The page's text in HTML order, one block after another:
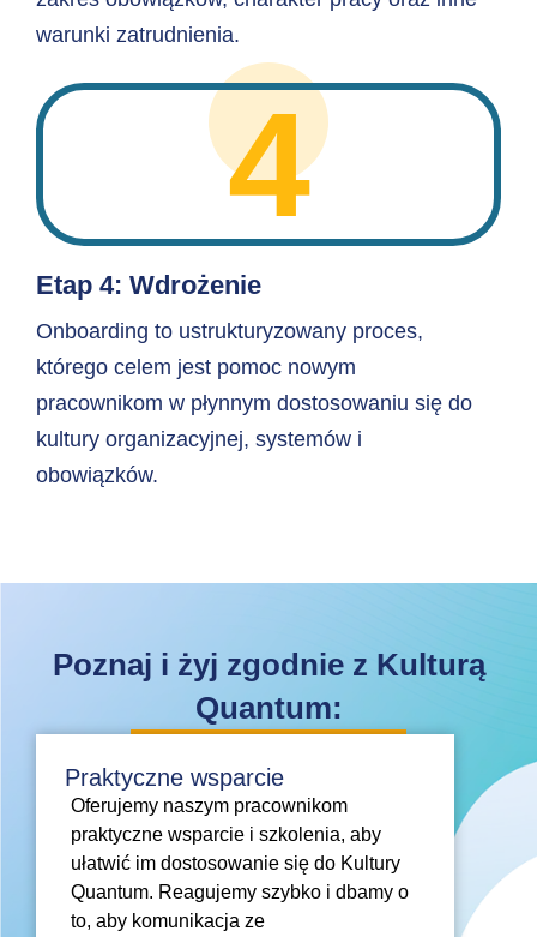
warunki zatrudnienia.
Etap 4: Wdrożenie
Onboarding to ustrukturyzowany proces,
którego celem jest pomoc nowym
pracownikom w płynnym dostosowaniu się do
kultury organizacyjnej, systemów i
obowiązków.
4
Poznaj i żyj zgodnie z Kulturą
Quantum:
Praktyczne wsparcie
Oferujemy naszym pracownikom
praktyczne wsparcie i szkolenia, aby
ułatwić im dostosowanie się do Kultury
Quantum. Reagujemy szybko i dbamy o
to, aby komunikacja ze